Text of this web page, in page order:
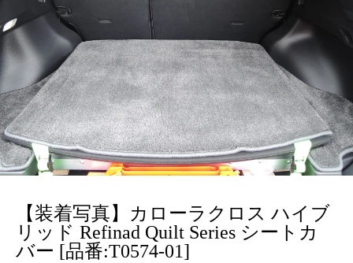
【装着写真】カローラクロス ハイブ
リッド Refinad Quilt Series シートカ
バー [品番:T0574-01]